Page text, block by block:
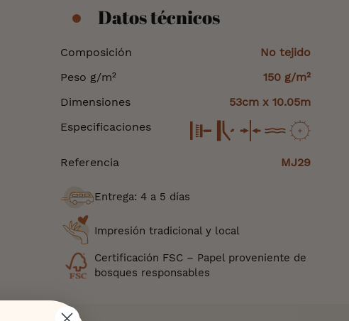
Datos técnicos
Datos
Composición
No tejido
Peso g/m²
150 g/m²
Dimensiones
53cm x 10.05m
Especificaciones
Referencia MJ29
Entrega: 4 a 5 días
Impresión tradicional y local
Certificación FSC – Papel proveniente de
bosques responsables